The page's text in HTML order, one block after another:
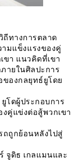
ถีทางการตลาด
มแข็งเเรงของคู่
ขา แนวคิดที่เขา
ายในศิลปะการ
องกลยุทธ์ยูโดย
โดผู้ประกอบการ
คู่แข่งต่อสู้พวกเขา
ถถูกย้อนหลังไปสู่
จูดิธ เกลเเมนและ